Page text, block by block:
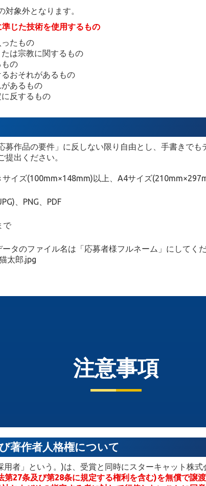
象外となります。
じた技術を使用するもの
たもの
は宗教に関するもの
の
おそれがあるもの
あるもの
反するもの
募作品の要件」に反しない限り自由とし、手書きでも
出ください。
サイズ(100mm×148mm)以上、A4サイズ
、PNG、PDF
で
ータのファイル名は「応募者様フルネーム」にしてくだ
太郎.jpg
注意事項
著作者人格権について
用者」という。)は、受賞と同時にスターキャット株
第27条及び第28条に規定する権利を含む)を無償で譲